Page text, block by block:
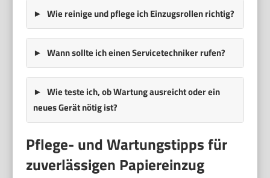
Wie reinige und pflege ich Einzugsrollen richtig?
Wann sollte ich einen Servicetechniker rufen?
Wie teste ich, ob Wartung ausreicht oder ein
neues Gerät nötig ist?
Pflege- und Wartungstipps für
zuverlässigen Papiereinzug